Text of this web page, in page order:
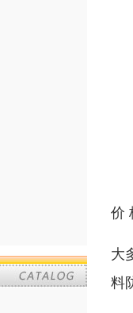
价
大
料